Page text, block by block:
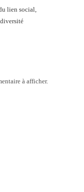
lien social,
à afficher.